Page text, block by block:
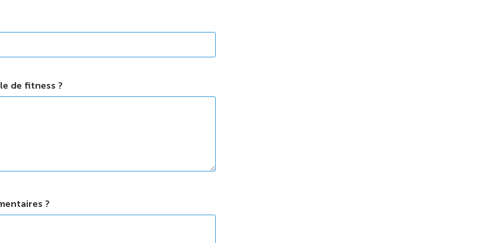
de fitness ?
?